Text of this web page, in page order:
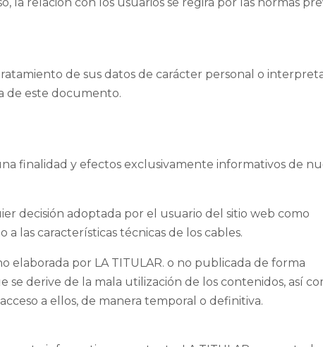
de sus datos de carácter personal o
de este documento.
finalidad y efectos exclusivamente informativos de
decisión adoptada por el usuario del sitio web como
las características técnicas de los cables.
elaborada por LA TITULAR. o no publicada de forma
derive de la mala utilización de los contenidos, así
a ellos, de manera temporal o definitiva.